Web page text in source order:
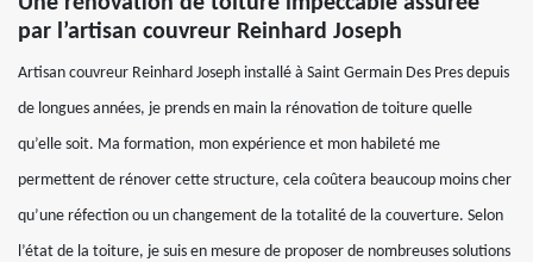
par l’artisan couvreur Reinhard Joseph
Artisan couvreur Reinhard Joseph installé à Saint Germain Des Pres depuis
de longues années, je prends en main la rénovation de toiture quelle
qu’elle soit. Ma formation, mon expérience et mon habileté me
permettent de rénover cette structure, cela coûtera beaucoup moins cher
qu’une réfection ou un changement de la totalité de la couverture. Selon
l’état de la toiture, je suis en mesure de proposer de nombreuses solutions